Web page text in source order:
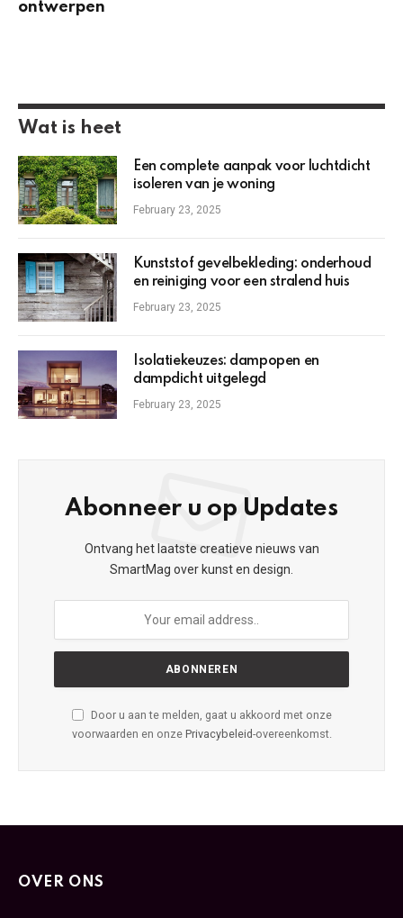
ontwerpen
Wat is heet
Een complete aanpak voor luchtdicht
isoleren van je woning
February 23, 2025
Kunststof gevelbekleding: onderhoud
en reiniging voor een stralend huis
February 23, 2025
Isolatiekeuzes: dampopen en
dampdicht uitgelegd
February 23, 2025
Abonneer u op Updates
Ontvang het laatste creatieve nieuws van
SmartMag over kunst en design.
Door u aan te melden, gaat u akkoord met onze
voorwaarden en onze Privacybeleid-overeenkomst.
OVER ONS